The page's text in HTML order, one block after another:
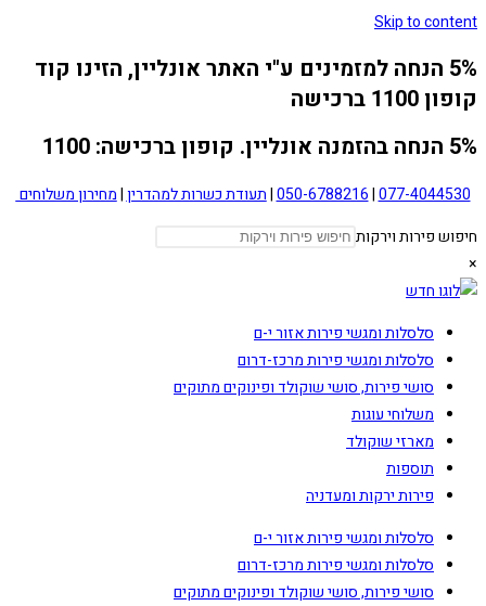
Skip to content
5% הנחה למזמינים ע"י האתר אונליין, הזינו קוד
קופון 1100 ברכישה
5% הנחה בהזמנה אונליין. קופון ברכישה: 1100
077-4044530
|
050-6788216
|תעודת כשרות למהדרין|מחירון משלוחים
חיפוש פירות וירקות
×
סלסלות ומגשי פירות אזור י-ם
סלסלות ומגשי פירות מרכז-דרום
סושי פירות, סושי שוקולד ופינוקים מתוקים
משלוחי עוגות
מארזי שוקולד
תוספות
פירות ירקות ומעדניה
סלסלות ומגשי פירות אזור י-ם
סלסלות ומגשי פירות מרכז-דרום
סושי פירות, סושי שוקולד ופינוקים מתוקים